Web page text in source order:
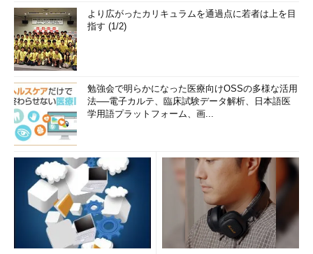
より広がったカリキュラムを通過点に若者は上を目
指す (1/2)
勉強会で明らかになった医療向けOSSの多様な活用
法──電子カルテ、臨床試験データ解析、日本語医
学用語プラットフォーム、画...